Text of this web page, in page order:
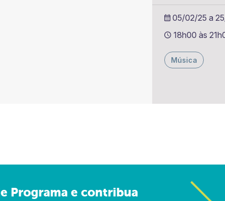
05/02/25 a
18h00 às
Música
Programa e contribua